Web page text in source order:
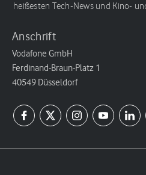
heißesten Tech-News und Kino-
Anschrift
Vodafone GmbH
Ferdinand-Braun-Platz 1
40549 Düsseldorf